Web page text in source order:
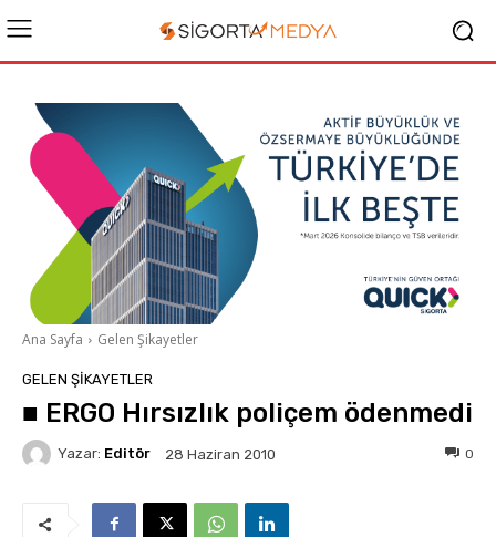
Ana Sayfa Gelen Şikayetler
GELEN ŞIKAYETLER
■ ERGO Hırsızlık poliçem ödenmedi
Yazar: Editör 28 Haziran 2010 0